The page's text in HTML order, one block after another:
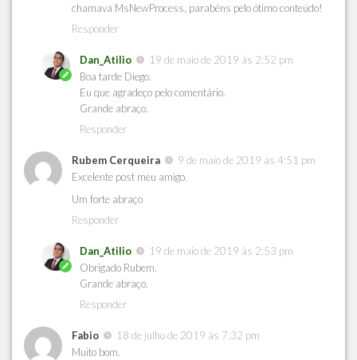
chamava MsNewProcess, parabéns pelo ótimo conteúdo!
Responder
Dan_Atilio
19 de maio de 2019 às 2:52 pm
Boa tarde Diego.
Eu que agradeço pelo comentário.
Grande abraço.
Responder
Rubem Cerqueira
9 de maio de 2019 às 4:51 pm
Excelente post meu amigo.
Um forte abraço
Responder
Dan_Atilio
19 de maio de 2019 às 2:53 pm
Obrigado Rubem.
Grande abraço.
Responder
Fabio
18 de julho de 2019 às 7:32 pm
Muito bom.